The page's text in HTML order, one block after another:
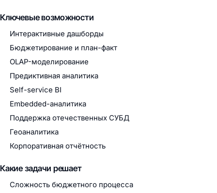
Ключевые возможности
Интерактивные дашборды
Бюджетирование и план-факт
OLAP-моделирование
Предиктивная аналитика
Self-service BI
Embedded-аналитика
Поддержка отечественных СУБД
Геоаналитика
Корпоративная отчётность
Какие задачи решает
Сложность бюджетного процесса